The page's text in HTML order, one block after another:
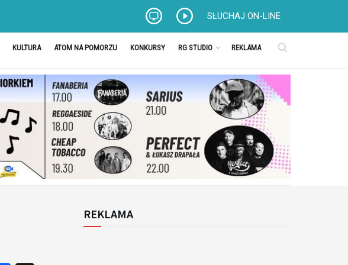
SŁUCHAJ ON-LINE
KULTURA ATOM NA POMORZU KONKURSY RG STUDIO REKLAMA
REKLAMA